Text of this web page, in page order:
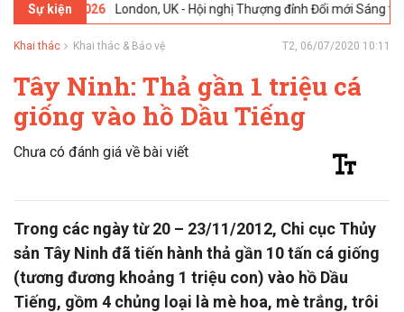
Sự kiện
2026 London, UK - Hội nghị Thượng đỉnh Đổi mới Sáng tạo trong
Khai thác Khai thác & Bảo vệ T2, 06/07/2020 10:11
Tây Ninh: Thả gần 1 triệu cá
giống vào hồ Dầu Tiếng
Chưa có đánh giá về bài viết
Trong các ngày từ 20 – 23/11/2012, Chi cục Thủy
sản Tây Ninh đã tiến hành thả gần 10 tấn cá giống
(tương đương khoảng 1 triệu con) vào hồ Dầu
Tiếng, gồm 4 chủng loại là mè hoa, mè trắng, trôi